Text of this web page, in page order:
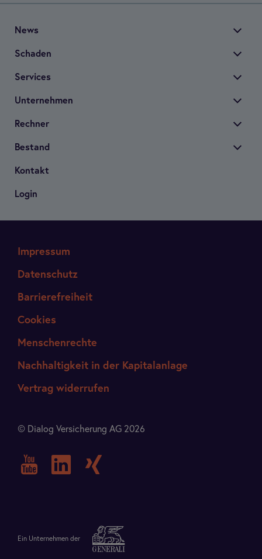
News
Scha­den
Ser­vices
Unter­neh­men
Rech­ner
Bestand
Kon­takt
Login
Impressum
Datenschutz
Barrierefreiheit
Cookies
Menschenrechte
Nachhaltigkeit in der Kapitalanlage
Vertrag widerrufen
© Dialog Versicherung AG 2026
Ein Unternehmen der